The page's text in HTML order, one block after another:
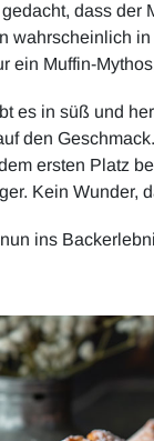
dass der
wahrscheinlich
ein Muffin-
es in süß und
den
ersten Platz
Kein Wunder,
ins